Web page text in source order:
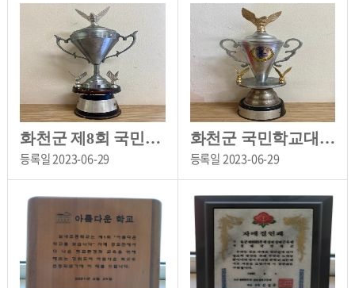
화천군 제8회 국민학교 종합체육대회 트로피(남송구 우승)[오음초등학교 소장]
등록일2023-06-29
화천군 국민학교대항 종합체육대회 트로피(핸드볼 우승)[오음초등학교 소장]
등록일2023-06-29